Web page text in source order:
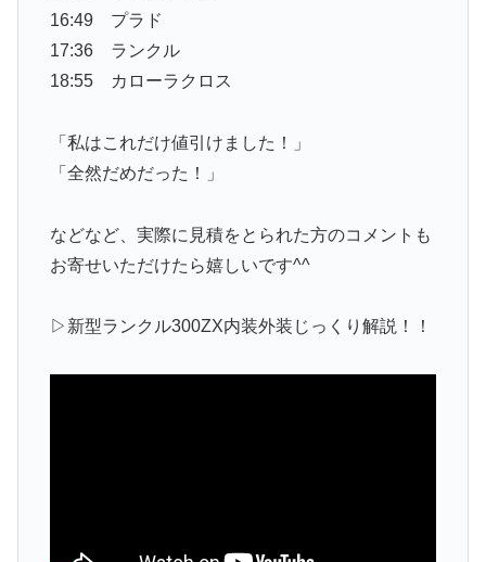
16:49 プラド
17:36 ランクル
18:55 カローラクロス
「私はこれだけ値引けました！」
「全然だめだった！」
などなど、実際に見積をとられた方のコメントも
お寄せいただけたら嬉しいです^^
▷新型ランクル300ZX内装外装じっくり解説！！